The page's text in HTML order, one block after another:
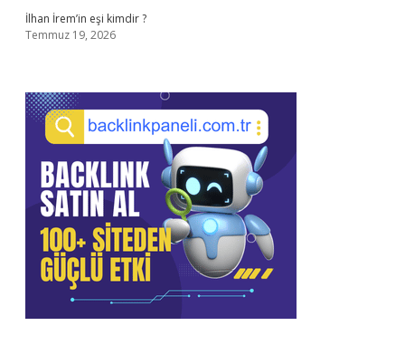
İlhan İrem’in eşi kimdir ?
Temmuz 19, 2026